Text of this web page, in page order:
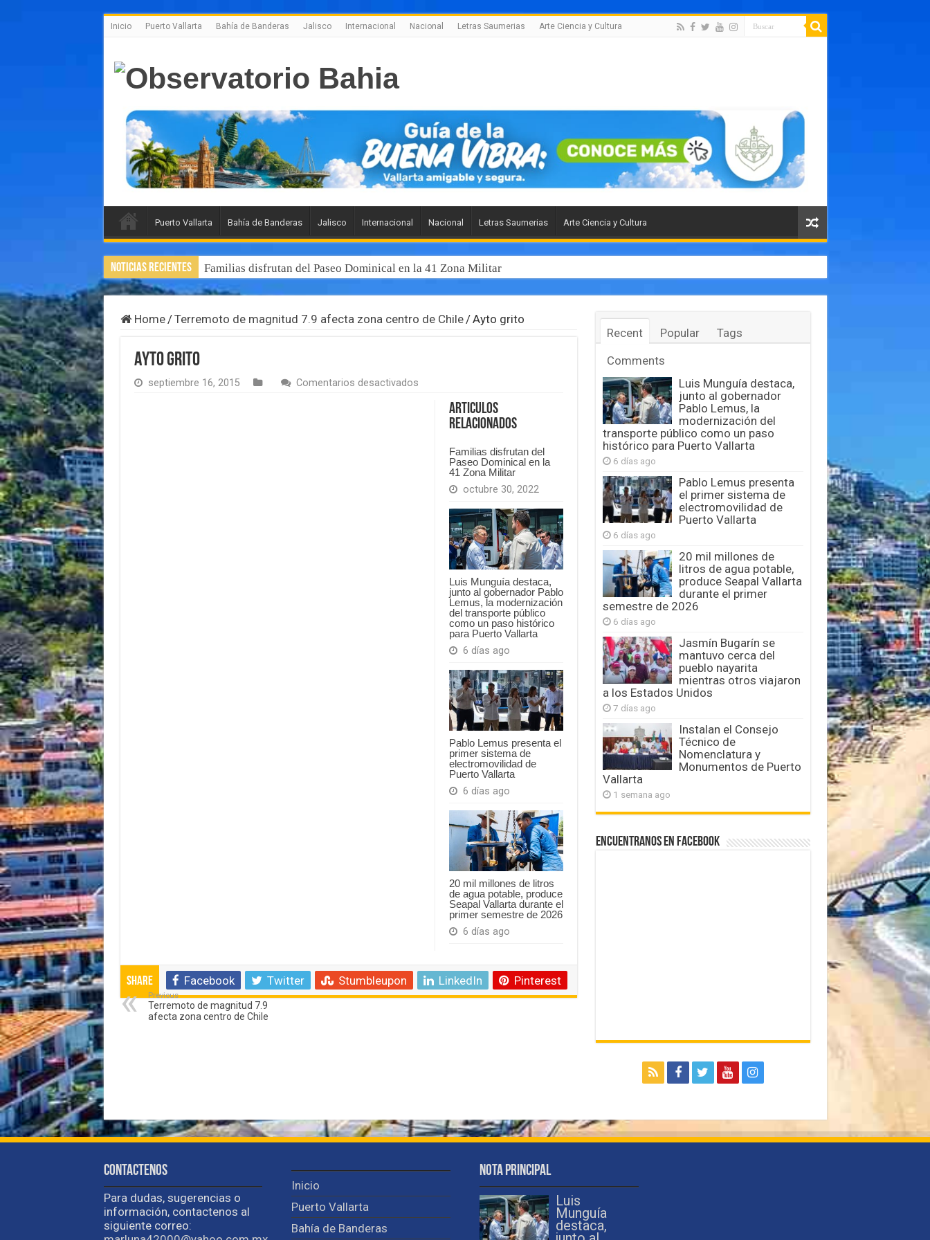
Inicio Puerto Vallarta Bahía de Banderas Jalisco Internacional Nacional Letras Saumerias Arte Ciencia y Cultura
Puerto Vallarta Bahía de Banderas Jalisco Internacional Nacional Letras Saumerias Arte Ciencia y Cultura
Noticias Recientes Familias disfrutan del Paseo Dominical en la 41 Zona Militar
Home/Terremoto de magnitud 7.9 afecta zona centro de Chile/Ayto grito
Ayto grito
septiembre 16, 2015 Comentarios desactivadosen
Articulos
Relacionados
Familias disfrutan del
Paseo Dominical en la
41 Zona Militar
octubre 30, 2022
Luis Munguía destaca,
junto al gobernador Pablo
Lemus, la modernización
del transporte público
como un paso histórico
para Puerto Vallarta
6 días ago
Pablo Lemus presenta el
primer sistema de
electromovilidad de
Puerto Vallarta
6 días ago
20 mil millones de litros
de agua potable, produce
Seapal Vallarta durante el
primer semestre de 2026
6 días ago
Share Facebook Twitter Stumbleupon LinkedIn Pinterest
Previous
Terremoto de magnitud 7.9
afecta zona centro de Chile
Recent Popular
Tags
Comments
Luis Munguía destaca,
junto al gobernador
Pablo Lemus, la
modernización del
transporte público como un paso
histórico para Puerto Vallarta
6 días ago
Pablo Lemus presenta
el primer sistema de
electromovilidad de
Puerto Vallarta
6 días ago
20 mil millones de
litros de agua potable,
produce Seapal Vallarta
durante el primer
semestre de 2026
6 días ago
Jasmín Bugarín se
mantuvo cerca del
pueblo nayarita
mientras otros viajaron
a los Estados Unidos
7 días ago
Instalan el Consejo
Técnico de
Nomenclatura y
Monumentos de Puerto
Vallarta
1 semana ago
Encuentranos en Facebook
Contactenos
Para dudas, sugerencias o
información, contactenos al
siguiente correo:
Inicio
Puerto Vallarta
Bahía de Banderas
Nota Principal
Luis
Munguía
destaca,